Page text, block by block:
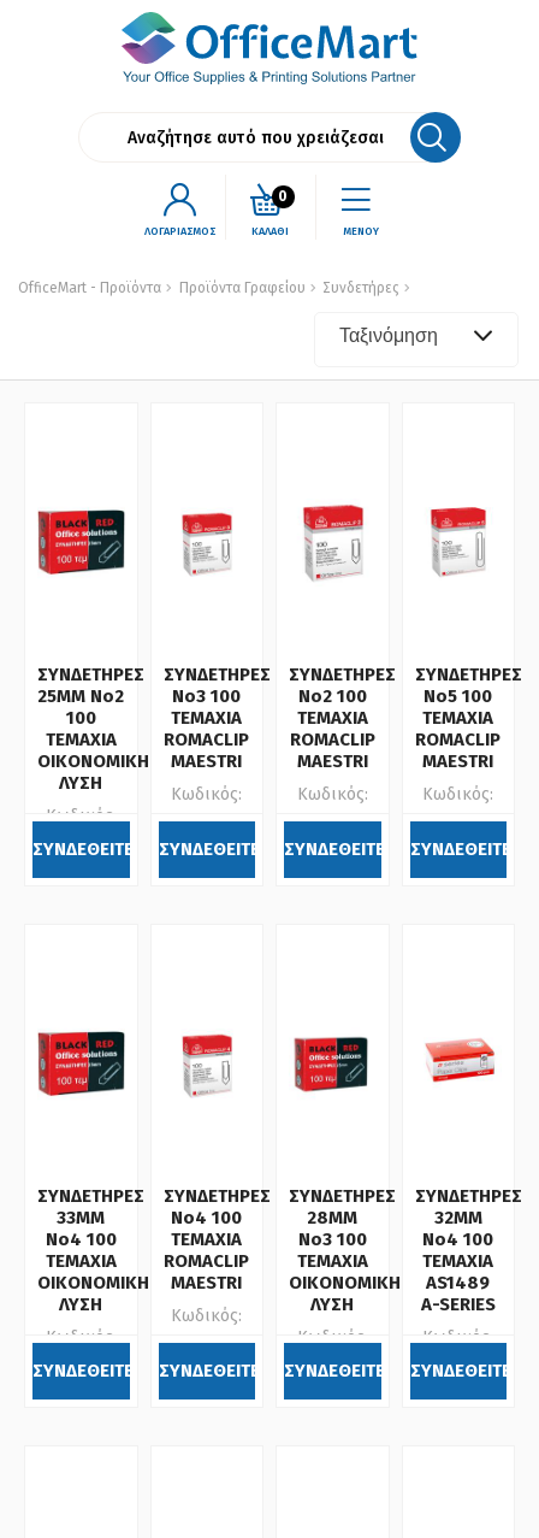
ΛΟΓΑΡΙΑΣΜΟΣ ΚΑΛΑΘΙ
0
ΜΕΝΟΥ
OfficeMart - Προϊόντα Προϊόντα Γραφείου Συνδετήρες
Ταξινόμηση
ΣΥΝΔΕΤΗΡΕΣ
25ΜΜ Νο2
100
ΤΕΜΑΧΙΑ
ΟΙΚΟΝΟΜΙΚΗ
ΛΥΣΗ
Κωδικός:
301002
ΣΥΝΔΕΘΕΙΤΕ
ΣΥΝΔΕΤΗΡΕΣ
Νο3 100
ΤΕΜΑΧΙΑ
ROMACLIP
MAESTRI
Κωδικός:
407313
ΣΥΝΔΕΘΕΙΤΕ
ΣΥΝΔΕΤΗΡΕΣ
Νο2 100
ΤΕΜΑΧΙΑ
ROMACLIP
MAESTRI
Κωδικός:
407212
ΣΥΝΔΕΘΕΙΤΕ
ΣΥΝΔΕΤΗΡΕΣ
Νο5 100
ΤΕΜΑΧΙΑ
ROMACLIP
MAESTRI
Κωδικός:
407515
ΣΥΝΔΕΘΕΙΤΕ
ΣΥΝΔΕΤΗΡΕΣ
33ΜΜ
Νο4 100
ΤΕΜΑΧΙΑ
ΟΙΚΟΝΟΜΙΚΗ
ΛΥΣΗ
Κωδικός:
301004
ΣΥΝΔΕΘΕΙΤΕ
ΣΥΝΔΕΤΗΡΕΣ
Νο4 100
ΤΕΜΑΧΙΑ
ROMACLIP
MAESTRI
Κωδικός:
407414
ΣΥΝΔΕΘΕΙΤΕ
ΣΥΝΔΕΤΗΡΕΣ
28ΜΜ
Νο3 100
ΤΕΜΑΧΙΑ
ΟΙΚΟΝΟΜΙΚΗ
ΛΥΣΗ
Κωδικός:
301003
ΣΥΝΔΕΘΕΙΤΕ
ΣΥΝΔΕΤΗΡΕΣ
32MM
No4 100
ΤΕΜΑΧΙΑ
AS1489
A-SERIES
Κωδικός:
650138
ΣΥΝΔΕΘΕΙΤΕ